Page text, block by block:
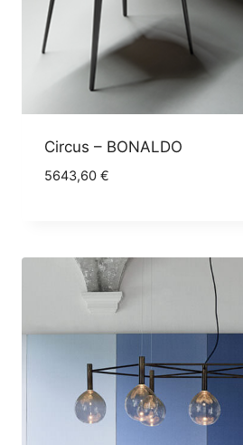
Circus – BONALDO
5643,60 €